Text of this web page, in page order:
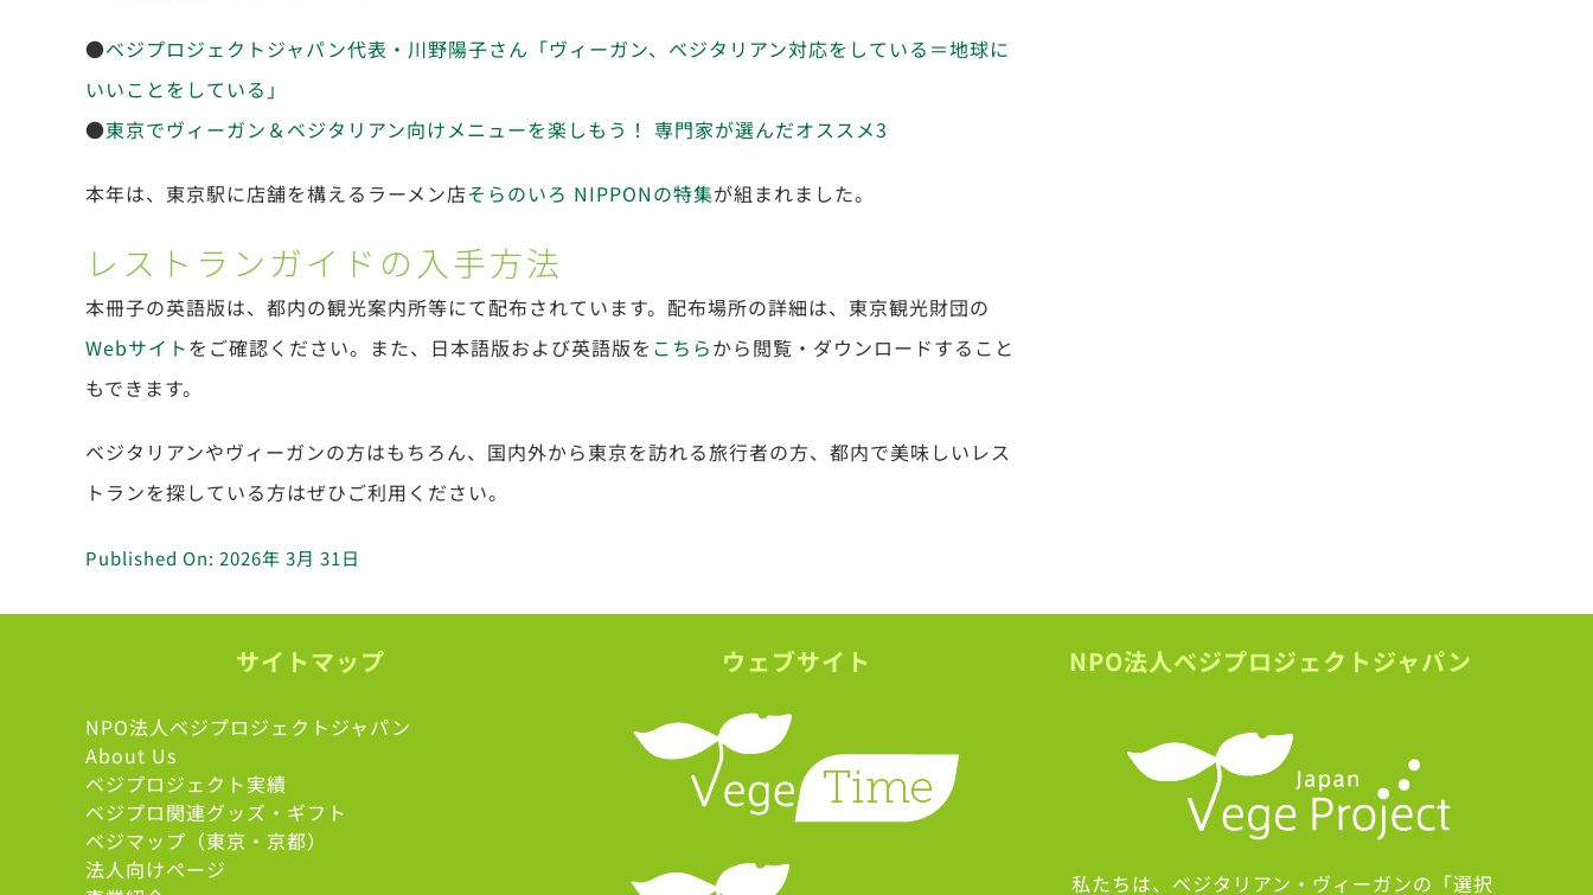
●ベジプロジェクトジャパン代表・川野陽子さん「ヴィーガン、ベジタリアン対応をしている＝地球に
いいことをしている」
●東京でヴィーガン＆ベジタリアン向けメニューを楽しもう！ 専門家が選んだオススメ3
本年は、東京駅に店舗を構えるラーメン店そらのいろ NIPPONの特集が組まれました。
レストランガイドの入手方法
本冊子の英語版は、都内の観光案内所等にて配布されています。配布場所の詳細は、東京観光財団の
Webサイトをご確認ください。また、日本語版および英語版を こちらから閲覧・ダウンロードすること
もできます。
ベジタリアンやヴィーガンの方はもちろん、国内外から東京を訪れる旅行者の方、都内で美味しいレス
トランを探している方はぜひご利用ください。
Published On: 2026年 3月 31日
サイトマップ
NPO法人ベジプロジェクトジャパン
About Us
ベジプロジェクト実績
ベジプロ関連グッズ・ギフト
ベジマップ（東京・京都）
法人向けページ
ウェブサイト NPO法人ベジプロジェクトジャパン
私たちは、ベジタリアン・ヴィーガンの「選択